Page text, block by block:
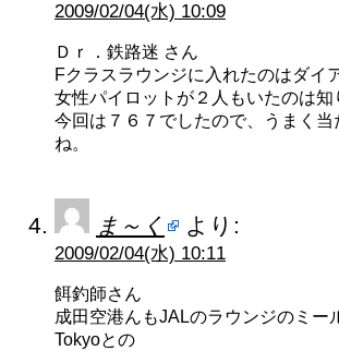
2009/02/04(水) 10:09
Ｄｒ．鉄路迷 さん
Fクラスラウンジに入れたのはダイ
女性パイロットが２人もいたのは知
今回は７６７でしたので、うまく当
ね。
ま～く より:
2009/02/04(水) 10:11
餌釣師さん
成田空港んもJALのラウンジのミー
Tokyoとの